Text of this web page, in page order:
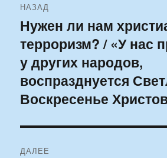
по
записям
НАЗАД
Предыдущая
запись:
Нужен ли нам
терроризм? / «У нас
у других народов,
воспразднуется
Воскресенье
ДАЛЕЕ